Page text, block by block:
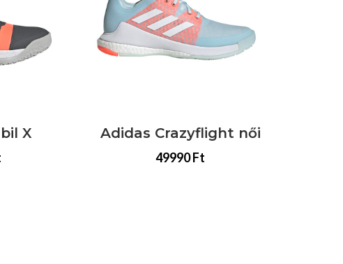
Adidas Crazyflight női
49990 Ft